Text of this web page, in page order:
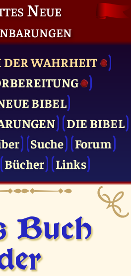
Neue
DER WAHRHEIT
BIBEL
DIE BIBEL
Suche
Forum
Bücher Links
Buch